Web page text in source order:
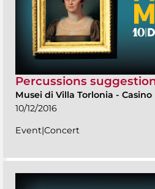
Percussions
Musei di Villa Torlonia -
10/12/2016
Event|Concert